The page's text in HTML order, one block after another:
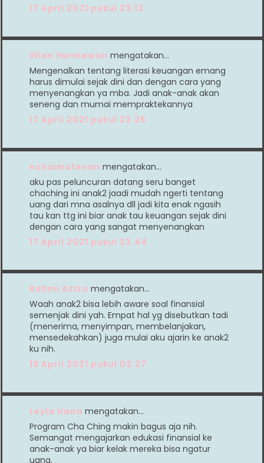
17 April 2021 pukul 23.13
Wian Hermawan mengatakan…
Mengenalkan tentang literasi keuangan emang
harus dimulai sejak dini dan dengan cara yang
menyenangkan ya mba. Jadi anak-anak akan
seneng dan mumai mempraktekannya
17 April 2021 pukul 23.26
echaimutenan mengatakan…
aku pas peluncuran datang seru banget
chaching ini anak2 jaadi mudah ngerti tentang
uang dari mna asalnya dll jadi kita enak ngasih
tau kan ttg ini biar anak tau keuangan sejak dini
dengan cara yang sangat menyenangkan
17 April 2021 pukul 23.44
Rahmi Aziza mengatakan…
Waah anak2 bisa lebih aware soal finansial
semenjak dini yah. Empat hal yg disebutkan tadi
(menerima, menyimpan, membelanjakan,
mensedekahkan) juga mulai aku ajarin ke anak2
ku nih.
18 April 2021 pukul 03.27
Leyla Hana mengatakan…
Program Cha Ching makin bagus aja nih.
Semangat mengajarkan edukasi finansial ke
anak-anak ya biar kelak mereka bisa ngatur
uang.